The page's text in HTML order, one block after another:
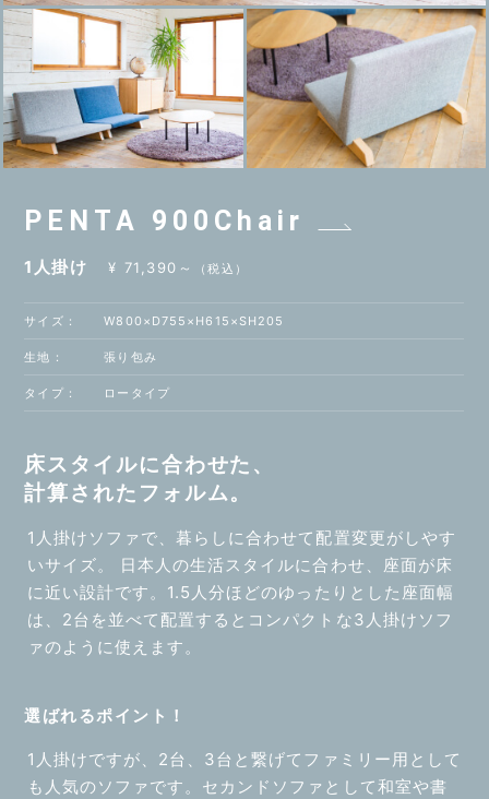
PENTA 900 Chair
1人掛け ¥ 71,390～ （税込）
サイズ： W800×D755×H615×SH205
生地： 張り包み
タイプ： ロータイプ
床スタイルに合わせた、
計算されたフォルム。
1人掛けソファで、暮らしに合わせて配置変更がしやす
いサイズ。 日本人の生活スタイルに合わせ、座面が床
に近い設計です。1.5人分ほどのゆったりとした座面幅
は、2台を並べて配置するとコンパクトな3人掛けソフ
ァのように使えます。
選ばれるポイント！
1人掛けですが、2台、3台と繋げてファミリー用として
も人気のソファです。セカンドソファとして和室や書